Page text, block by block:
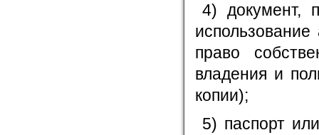
4) документ,
право
владения и
копии);
5) паспорт